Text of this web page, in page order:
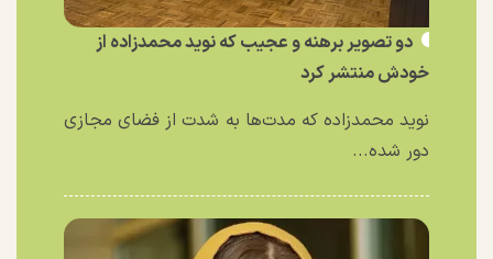
دو تصویر برهنه و عجیب که نوید محمدزاده از
خودش منتشر کرد
نوید محمدزاده که مدت‌ها به شدت از فضای مجازی
دور شده...